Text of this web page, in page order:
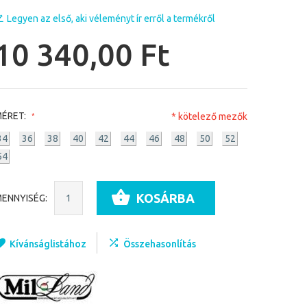
Legyen az első, aki véleményt ír erről a termékről
340,00 Ft
36 38 40 42 44 46 48 50
52
* kötelező mezők
KOSÁRBA
Kívánságlistához Összehasonlítás